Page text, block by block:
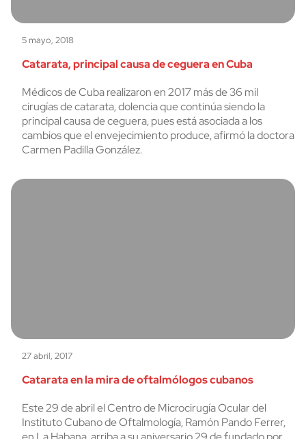
5 mayo, 2018
Catarata, principal causa de ceguera en Cuba
Médicos de Cuba realizaron en 2017 más de 36 mil
cirugías de catarata, dolencia que continúa siendo la
principal causa de ceguera, pues está asociada a los
cambios que el envejecimiento produce, afirmó la doctora
Carmen Padilla González.
27 abril, 2017
Catarata en la mira de oftalmólogos cubanos
Este 29 de abril el Centro de Microcirugía Ocular del
Instituto Cubano de Oftalmología, Ramón Pando Ferrer,